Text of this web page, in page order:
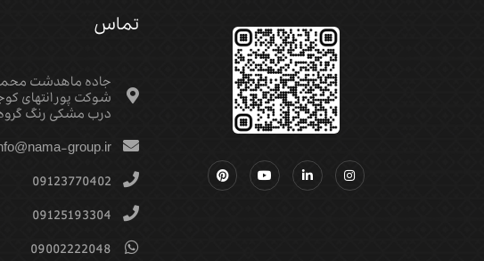
تماس
جاده ماهدشت
شوکت پور انتهای
درب مشکی رنگ
group.ir
09123770402
09125193304
09002222048